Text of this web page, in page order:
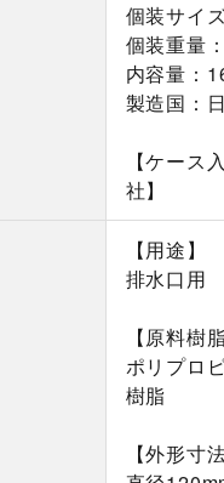
個装サイ
個装重量
内容量：
製造国：
【ケース
社】
【用途】
排水口用
【原料樹脂
ポリプロ
樹脂
【外形寸法